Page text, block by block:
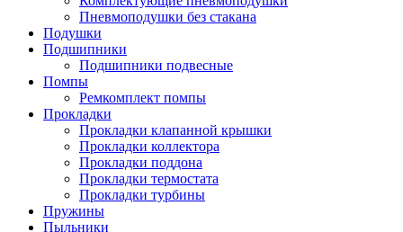
Пневмоподушки без стакана
Подушки
Подшипники
Подшипники подвесные
Помпы
Ремкомплект помпы
Прокладки
Прокладки клапанной крышки
Прокладки коллектора
Прокладки поддона
Прокладки термостата
Прокладки турбины
Пружины
Пыльники